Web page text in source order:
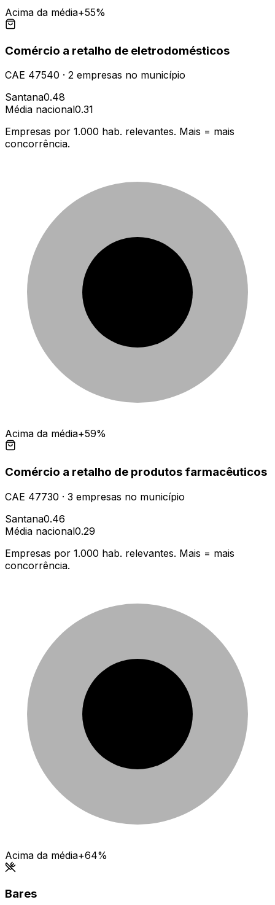
Acima da média+55%
Comércio a retalho de eletrodomésticos
CAE 47540 · 2 empresas no município
Santana0.48
Média nacional0.31
Empresas por 1.000 hab. relevantes. Mais = mais
concorrência.
Acima da média+59%
Comércio a retalho de produtos farmacêuticos
CAE 47730 · 3 empresas no município
Santana0.46
Média nacional0.29
Empresas por 1.000 hab. relevantes. Mais = mais
concorrência.
Acima da média+64%
Bares